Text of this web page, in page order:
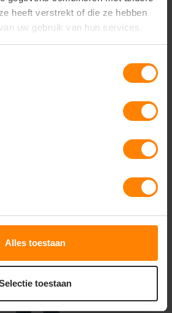
heeft verstrekt of die ze hebben
uw gebruik van hun services.
Alles toestaan
toestaan